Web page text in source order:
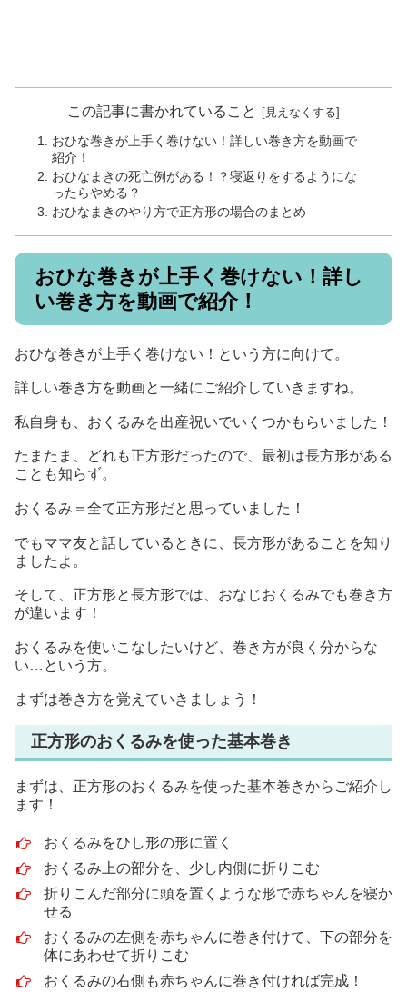
この記事に書かれていること
おひな巻きが上手く巻けない！詳しい巻き方を動画で
紹介！
おひなまきの死亡例がある！？寝返りをするようにな
ったらやめる？
おひなまきのやり方で正方形の場合のまとめ
おひな巻きが上手く巻けない！詳し
い巻き方を動画で紹介！
おひな巻きが上手く巻けない！という方に向けて。
詳しい巻き方を動画と一緒にご紹介していきますね。
私自身も、おくるみを出産祝いでいくつかもらいました！
たまたま、どれも正方形だったので、最初は長方形がある
ことも知らず。
おくるみ＝全て正方形だと思っていました！
でもママ友と話しているときに、長方形があることを知り
ましたよ。
そして、正方形と長方形では、おなじおくるみでも巻き方
が違います！
おくるみを使いこなしたいけど、巻き方が良く分からな
い…という方。
まずは巻き方を覚えていきましょう！
正方形のおくるみを使った基本巻き
まずは、正方形のおくるみを使った基本巻きからご紹介し
ます！
おくるみをひし形の形に置く
おくるみ上の部分を、少し内側に折りこむ
折りこんだ部分に頭を置くような形で赤ちゃんを寝か
せる
おくるみの左側を赤ちゃんに巻き付けて、下の部分を
体にあわせて折りこむ
おくるみの右側も赤ちゃんに巻き付ければ完成！